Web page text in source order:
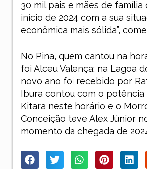
30 mil pais e mães de família
início de 2024 com a sua
econômica mais sólida”,
No Pina, quem cantou na
foi Alceu Valença; na Lagoa
novo ano foi recebido por
Ibura contou com o potência
Kitara neste horário e o
Conceição teve Alex Júnior
momento da chegada de